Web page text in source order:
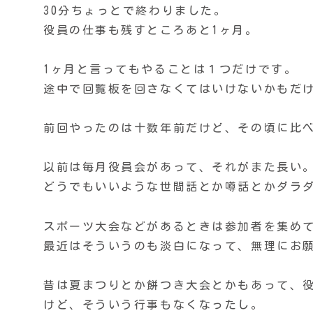
30分ちょっとで終わりました。
役員の仕事も残すところあと1ヶ月。
1ヶ月と言ってもやることは１つだけです。
途中で回覧板を回さなくてはいけないかもだ
前回やったのは十数年前だけど、その頃に比
以前は毎月役員会があって、それがまた長い
どうでもいいような世間話とか噂話とかダラ
スポーツ大会などがあるときは参加者を集め
最近はそういうのも淡白になって、無理にお
昔は夏まつりとか餅つき大会とかもあって、
けど、そういう行事もなくなったし。